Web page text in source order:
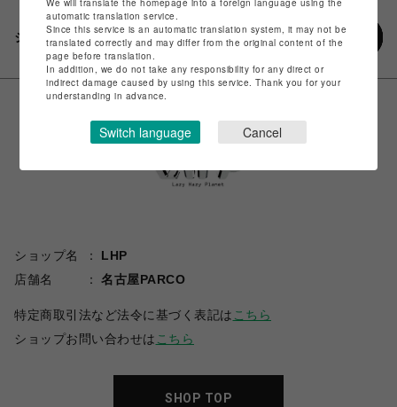
シェアする
ショップ名
LHP
店舗名
名古屋PARCO
特定商取引法など法令に基づく表記は こちら
ショップお問い合わせは こちら
SHOP TOP
We will translate the homepage into a foreign language using the
automatic translation service.
Since this service is an automatic translation system, it may not be
translated correctly and may differ from the original content of the
page before translation.
In addition, we do not take any responsibility for any direct or
indirect damage caused by using this service. Thank you for your
understanding in advance.
Switch language Cancel